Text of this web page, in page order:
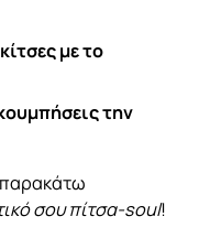
με το
την
παρακάτω
σου πίτσα-soul!